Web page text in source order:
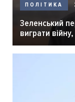
ПОЛІТИКА
Зеленський
виграти